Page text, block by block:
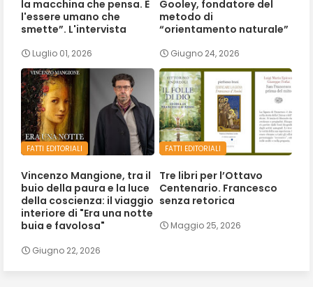
la macchina che pensa. È
l'essere umano che
smette”. L'intervista
Luglio 01, 2026
Gooley, fondatore del
metodo di
“orientamento naturale”
Giugno 24, 2026
FATTI EDITORIALI
Vincenzo Mangione, tra il
buio della paura e la luce
della coscienza: il viaggio
interiore di "Era una notte
buia e favolosa"
Giugno 22, 2026
FATTI EDITORIALI
Tre libri per l’Ottavo
Centenario. Francesco
senza retorica
Maggio 25, 2026